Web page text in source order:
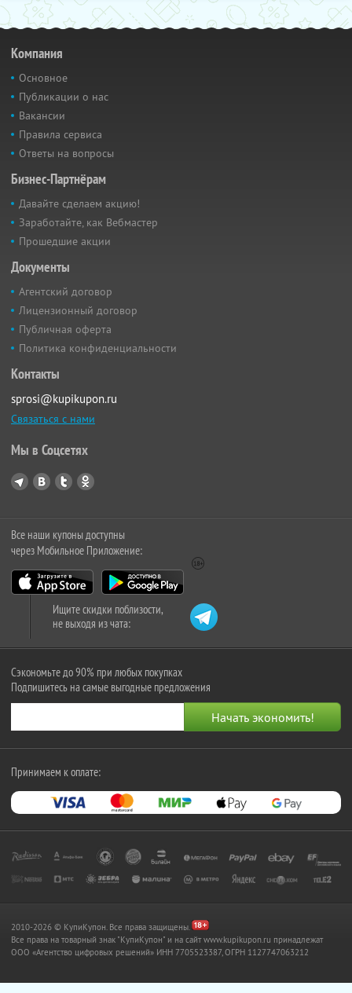
Компания
Основное
Публикации о нас
Вакансии
Правила сервиса
Ответы на вопросы
Бизнес-Партнёрам
Давайте сделаем акцию!
Заработайте, как Вебмастер
Прошедшие акции
Документы
Агентский договор
Лицензионный договор
Публичная оферта
Политика конфиденциальности
Контакты
sprosi@kupikupon.ru
Связаться с нами
Мы в Соцсетях
Все наши купоны доступны
через Мобильное Приложение:
Ищите скидки поблизости,
не выходя из чата:
Сэкономьте до 90% при любых покупках
Подпишитесь на самые выгодные предложения
Принимаем к оплате:
2010-2026 © КупиКупон. Все права защищены.
Все права на товарный знак "КупиКупон" и на сайт www.kupikupon.ru принадлежат
OOO «Агентство цифровых решений» ИНН 7705523387, ОГРН 1127747063212